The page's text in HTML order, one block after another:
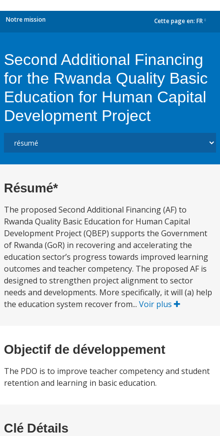
Notre mission Cette page en: FR
Second Additional Financing
for the Rwanda Quality Basic
Education for Human Capital
Development Project
Résumé*
The proposed Second Additional Financing (AF) to
Rwanda Quality Basic Education for Human Capital
Development Project (QBEP) supports the Government
of Rwanda (GoR) in recovering and accelerating the
education sector’s progress towards improved learning
outcomes and teacher competency. The proposed AF is
designed to strengthen project alignment to sector
needs and developments. More specifically, it will (a) help
the education system recover from... Voir plus
Objectif de développement
The PDO is to improve teacher competency and student
retention and learning in basic education.
Clé Détails